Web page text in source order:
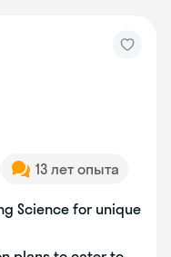
13 лет опыта
Science for unique